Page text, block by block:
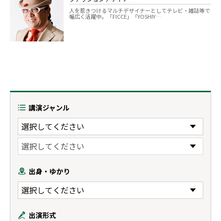
人を惹きつけるマルチデザイナーとしてテレビ・雑誌等で
幅広く活躍中。「FICCE」「YOSHIY…
講演ジャンル
出身・ゆかり
出演形式